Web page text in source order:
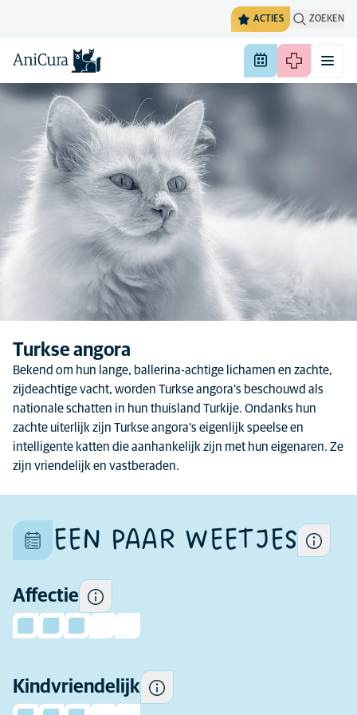
ACTIES ZOEKEN
Turkse angora
Bekend om hun lange, ballerina-achtige lichamen en zachte,
zijdeachtige vacht, worden Turkse angora's beschouwd als
nationale schatten in hun thuisland Turkije. Ondanks hun
zachte uiterlijk zijn Turkse angora's eigenlijk speelse en
intelligente katten die aanhankelijk zijn met hun eigenaren. Ze
zijn vriendelijk en vastberaden.
EEN PAAR WEETJES
Affectie
Kindvriendelijk
Elke kat is uniek en de
kenmerken binnen het ras
kunnen ook verschillen.
Hoeveel affectie je kunt
Sommige katten zijn over het
algemeen speelser en socialer
het gedrag van kinderen beter
dan andere katten.
Hoe actief dit ras is.